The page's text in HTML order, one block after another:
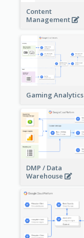
Content
Management
Gaming Analytics
DMP / Data
Warehouse